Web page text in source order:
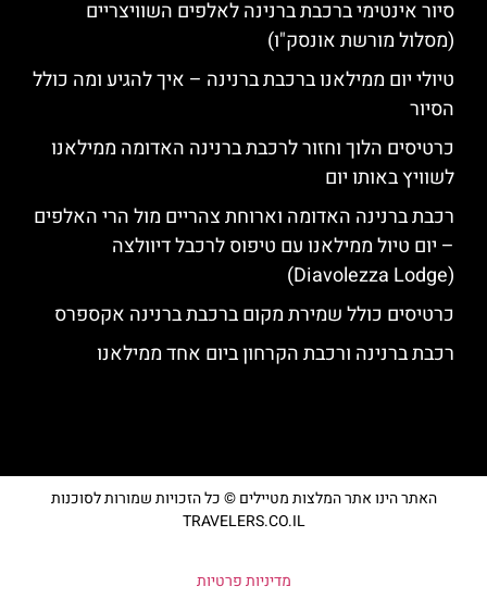
סיור אינטימי ברכבת ברנינה לאלפים השוויצריים
(מסלול מורשת אונסק"ו)
טיולי יום ממילאנו ברכבת ברנינה – איך להגיע ומה כולל
הסיור
כרטיסים הלוך וחזור לרכבת ברנינה האדומה ממילאנו
לשוויץ באותו יום
רכבת ברנינה האדומה וארוחת צהריים מול הרי האלפים
– יום טיול ממילאנו עם טיפוס לרכבל דיוולצה
(Diavolezza Lodge)
כרטיסים כולל שמירת מקום ברכבת ברנינה אקספרס
רכבת ברנינה ורכבת הקרחון ביום אחד ממילאנו
האתר הינו אתר המלצות מטיילים © כל הזכויות שמורות לסוכנות
TRAVELERS.CO.IL
מדיניות פרטיות